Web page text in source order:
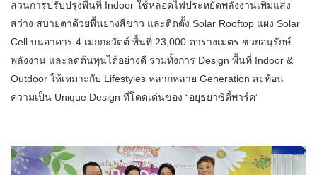
ส่วนการปรับปรุงพื้นที่ Indoor ใช้หลอดไฟประหยัดพลังงานเพิ่มแสง
สว่าง สบายตาด้วยพื้นยางสีขาว และติดตั้ง Solar Rooftop แผง Solar
Cell บนอาคาร 4 เมกกะวัตต์ พื้นที่ 23,000 ตารางเมตร ช่วยอนุรักษ์
พลังงาน และลดต้นทุนได้อย่างดี รวมทั้งการ Design พื้นที่ Indoor &
Outdoor ให้เหมาะกับ Lifestyles หลากหลาย Generation สะท้อน
ความเป็น Unique Design ที่โดดเด่นของ “อยุธยาซิตี้พาร์ค”